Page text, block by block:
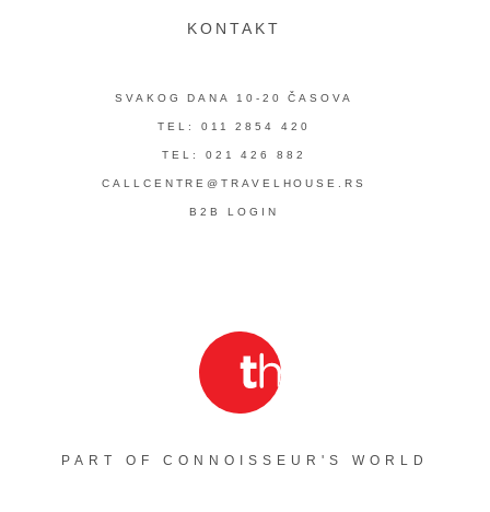
KONTAKT
SVAKOG DANA 10-20 ČASOVA
TEL: 011 2854 420
TEL: 021 426 882
CALLCENTRE@TRAVELHOUSE.RS
B2B LOGIN
PART OF CONNOISSEUR'S WORLD